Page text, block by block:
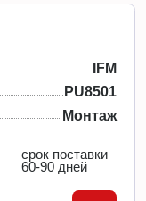
IFM
PU8501
Монтаж
срок поставки
60-90 дней